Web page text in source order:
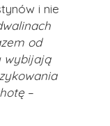
i nie
od
wybijają
–